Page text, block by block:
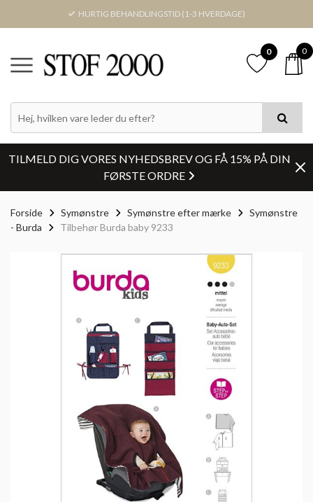
HURTIG BEHANDLINGSTID (1-3 HVERDAGE)
0 0
TILMELD DIG VORES NYHEDSBREV OG FÅ 15% PÅ DIN
FØRSTE ORDRE
Forside Symønstre Symønstre efter mærke
Symønstre
- Burda
Tilbehør Burda baby 9233